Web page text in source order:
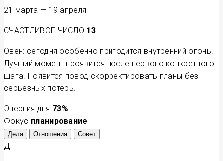
21 марта — 19 апреля
СЧАСТЛИВОЕ ЧИСЛО 13
Овен: сегодня особенно пригодится внутренний огонь.
Лучший момент проявится после первого конкретного
шага. Появится повод скорректировать планы без
серьёзных потерь.
Энергия дня 73%
Фокус планирование
Дела Отношения Совет
Д